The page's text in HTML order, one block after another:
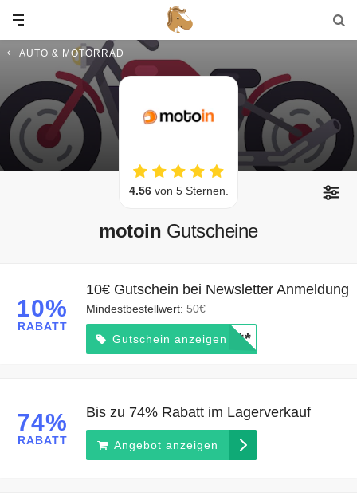
AUTO & MOTORRAD
4.56von 5 Sternen.
motoin Gutscheine
10%
RABATT
10€ Gutschein bei Newsletter Anmeldung
Mindestbestellwert: 50€
Gutschein anzeigen*****
74%
RABATT
Bis zu 74% Rabatt im Lagerverkauf
Angebot anzeigen